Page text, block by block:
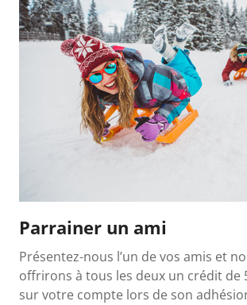
Parrainer un ami
Présentez-nous l’un de vos amis et
offrirons à tous les deux un crédit de
sur votre compte lors de son